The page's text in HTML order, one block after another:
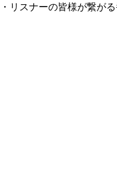
リスナーの皆様が繋が